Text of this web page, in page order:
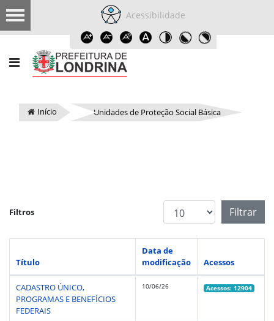
Acessibilidade
Início Unidades de Proteção Social Básica
Filtros
Exibir # Filtrar
Título
Data de
modificação
Acessos
CADASTRO ÚNICO,
PROGRAMAS E BENEFÍCIOS
FEDERAIS
10/06/26 Acessos: 12904